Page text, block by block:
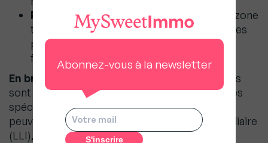
Pour les collectivités. Le classement en zone
tendue permet de lancer plus facilement des
projets de construction et d’obtenir des
financements publics.
En bref
: En bref : en zone tendue, les locataires
sont mieux protégés, les bailleurs ont des règles
spécifiques à respecter, et les investisseurs
peuvent miser sur le logement locatif intermédiaire
(LLI), destiné aux classes moyennes.
Abonnez-vous à la newsletter